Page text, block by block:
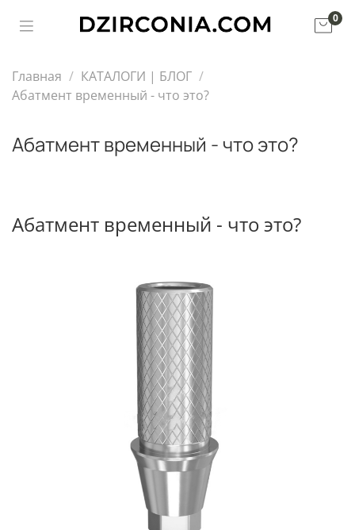
0
Главная
КАТАЛОГИ | БЛОГ
Абатмент временный - что это?
Абатмент временный - что это?
Абатмент временный - что это?